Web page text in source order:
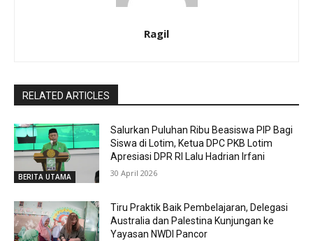
Ragil
RELATED ARTICLES
BERITA UTAMA
Salurkan Puluhan Ribu Beasiswa PIP Bagi
Siswa di Lotim, Ketua DPC PKB Lotim
Apresiasi DPR RI Lalu Hadrian Irfani
30 April 2026
Tiru Praktik Baik Pembelajaran, Delegasi
Australia dan Palestina Kunjungan ke
Yayasan NWDI Pancor